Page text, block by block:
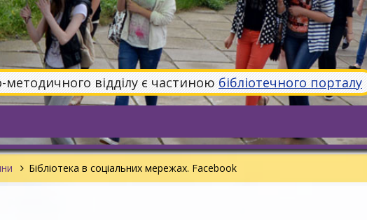
методичного відділу є частиною бібліотечного порталу
Бібліотека в соціальних мережах. Facebook